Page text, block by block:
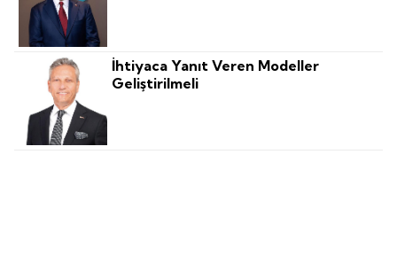
İhtiyaca Yanıt Veren Modeller
Geliştirilmeli